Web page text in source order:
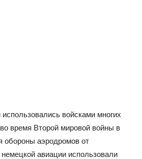
войсками многих
время Второй мировой войны в
обороны аэродромов от
авиации использовали